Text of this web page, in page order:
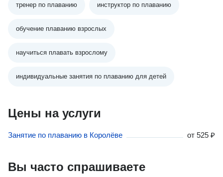
тренер по плаванию инструктор по плаванию
обучение плаванию взрослых
научиться плавать взрослому
индивидуальные занятия по плаванию для детей
Цены на услуги
Занятие по плаванию в Королёве от 525 ₽
Вы часто спрашиваете